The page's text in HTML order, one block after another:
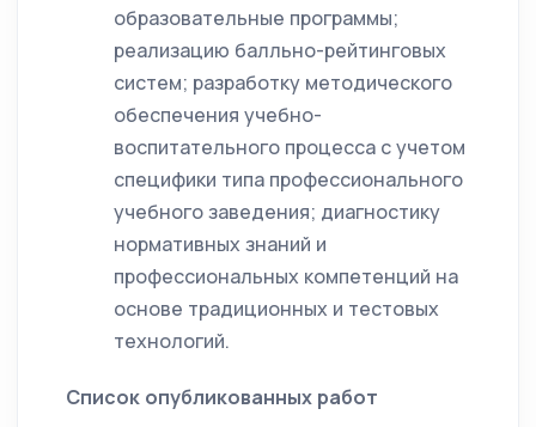
образовательные программы;
реализацию балльно-рейтинговых
систем; разработку методического
обеспечения учебно-
воспитательного процесса с учетом
специфики типа профессионального
учебного заведения; диагностику
нормативных знаний и
профессиональных компетенций на
основе традиционных и тестовых
технологий.
Список опубликованных работ